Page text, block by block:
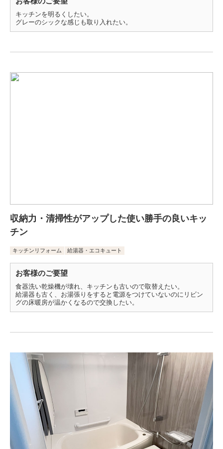
キッチンを明るくしたい。
グレーのシックな感じも取り入れたい。
収納力・清掃性がアップした使い勝手の良いキッ
チン
キッチンリフォーム 給湯器・エコキュート
お客様のご要望
食器洗い乾燥機が壊れ、キッチンも古いので取替えたい。
給湯器も古く、お湯張りをすると電源をつけていないのにリビン
グの床暖房が温かくなるので交換したい。